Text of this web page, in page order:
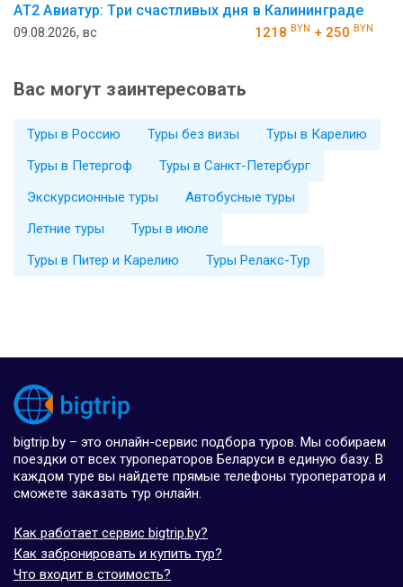
АT2 Авиатур: Три счастливых дня в Калининграде
09.08.2026, вс 1218 BYN + 250 BYN
Вас могут заинтересовать
Туры в Россию Туры без визы
Туры в Карелию
Туры в Петергоф
Туры в Санкт-Петербург
Экскурсионные туры
Автобусные туры
Летние туры
Туры в июле
Туры в Питер и Карелию
Туры Релакс-Тур
bigtrip.by – это онлайн-сервис подбора туров. Мы собираем
поездки от всех туроператоров Беларуси в единую базу. В
каждом туре вы найдете прямые телефоны туроператора и
сможете заказать тур онлайн.
Как работает сервис bigtrip.by?
Как забронировать и купить тур?
Что входит в стоимость?